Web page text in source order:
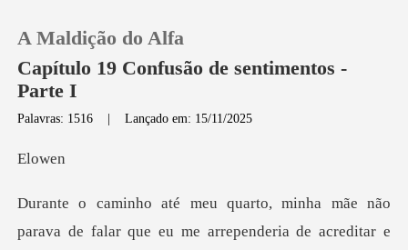
Histórico
A Maldição do Alfa
Capítulo 19 Confusão de sentimentos -
Parte I
Palavras: 1516 |Lançado em: 15/11/2025
ow